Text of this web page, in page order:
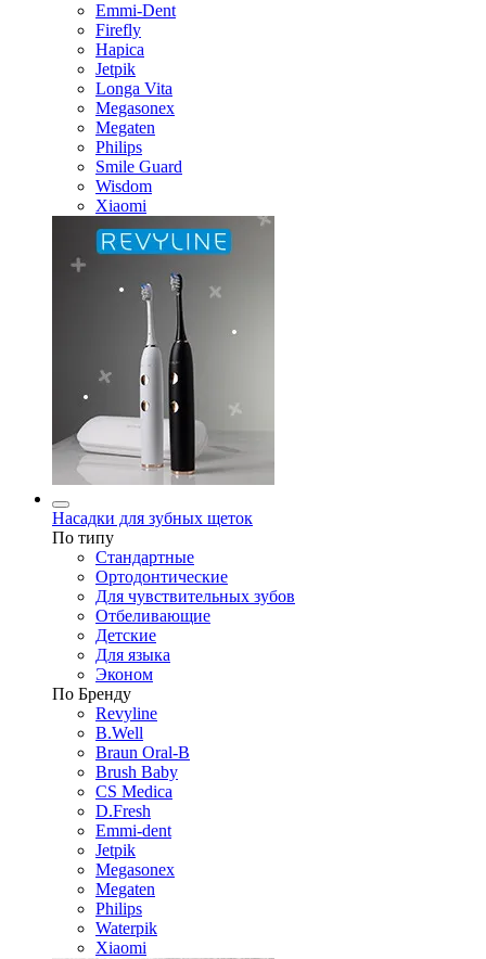
Emmi-Dent
Firefly
Hapica
Jetpik
Longa Vita
Megasonex
Megaten
Philips
Smile Guard
Wisdom
Xiaomi
Насадки для зубных щеток
По типу
Стандартные
Ортодонтические
Для чувствительных зубов
Отбеливающие
Детские
Для языка
Эконом
По Бренду
Revyline
B.Well
Braun Oral-B
Brush Baby
CS Medica
D.Fresh
Emmi-dent
Jetpik
Megasonex
Megaten
Philips
Waterpik
Xiaomi